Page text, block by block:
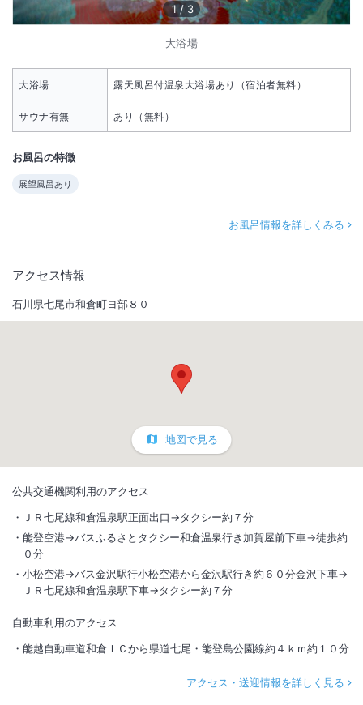
1 / 3
大浴場
大浴場 露天風呂付温泉大浴場あり（宿泊者無料）
サウナ有無 あり（無料）
お風呂の特徴
展望風呂あり
お風呂情報を詳しくみる
アクセス情報
石川県七尾市和倉町ヨ部８０
地図で見る
公共交通機関利用のアクセス
ＪＲ七尾線和倉温泉駅正面出口→タクシー約７分
能登空港→バスふるさとタクシー和倉温泉行き加賀屋前下車→徒歩約
０分
小松空港→バス金沢駅行小松空港から金沢駅行き約６０分金沢下車→
ＪＲ七尾線和倉温泉駅下車→タクシー約７分
自動車利用のアクセス
能越自動車道和倉ＩＣから県道七尾・能登島公園線約４ｋｍ約１０分
アクセス・送迎情報を詳しく見る